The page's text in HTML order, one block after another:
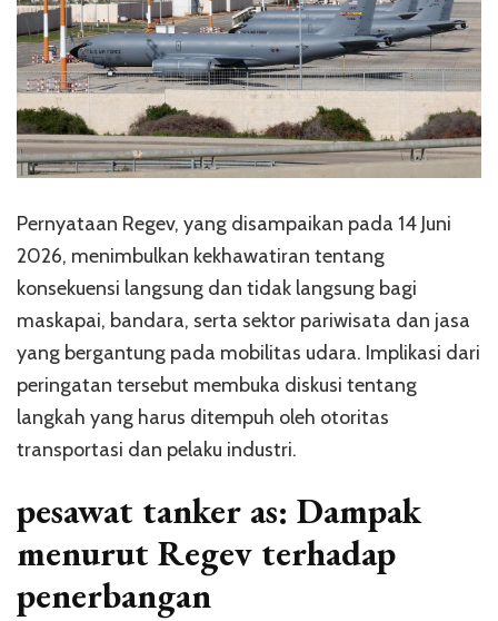
Pernyataan Regev, yang disampaikan pada 14 Juni
2026, menimbulkan kekhawatiran tentang
konsekuensi langsung dan tidak langsung bagi
maskapai, bandara, serta sektor pariwisata dan jasa
yang bergantung pada mobilitas udara. Implikasi dari
peringatan tersebut membuka diskusi tentang
langkah yang harus ditempuh oleh otoritas
transportasi dan pelaku industri.
pesawat tanker as: Dampak
menurut Regev terhadap
penerbangan